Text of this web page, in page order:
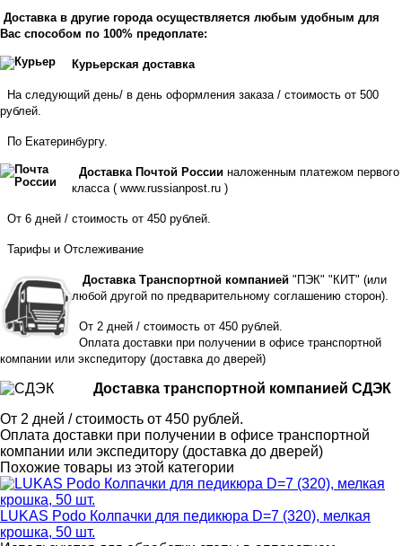
Доставка в другие города осуществляется любым удобным для
Вас способом по 100% предоплате:
Курьерская доставка
На следующий день/ в день оформления заказа / стоимость от 500
рублей.
По Екатеринбургу.
Доставка Почтой России наложенным платежом первого
класса ( www.russianpost.ru )
От 6 дней / стоимость от 450 рублей.
Тарифы и Отслеживание
Доставка Транспортной компанией "ПЭК" "КИТ" (или
любой другой по предварительному соглашению сторон).
От 2 дней / стоимость от 450 рублей.
Оплата доставки при получении в офисе транспортной
компании или экспедитору (доставка до дверей)
Доставка транспортной компанией СДЭК
От 2 дней / стоимость от 450 рублей.
Оплата доставки при получении в офисе транспортной
компании или экспедитору (доставка до дверей)
Похожие товары из этой категории
LUKAS Podo Колпачки для педикюра D=7 (320), мелкая
крошка, 50 шт.